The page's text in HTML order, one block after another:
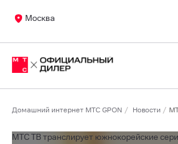
Москва
Домашний интернет МТС GPON Новости
МТС ТВ транслирует южнокорейские